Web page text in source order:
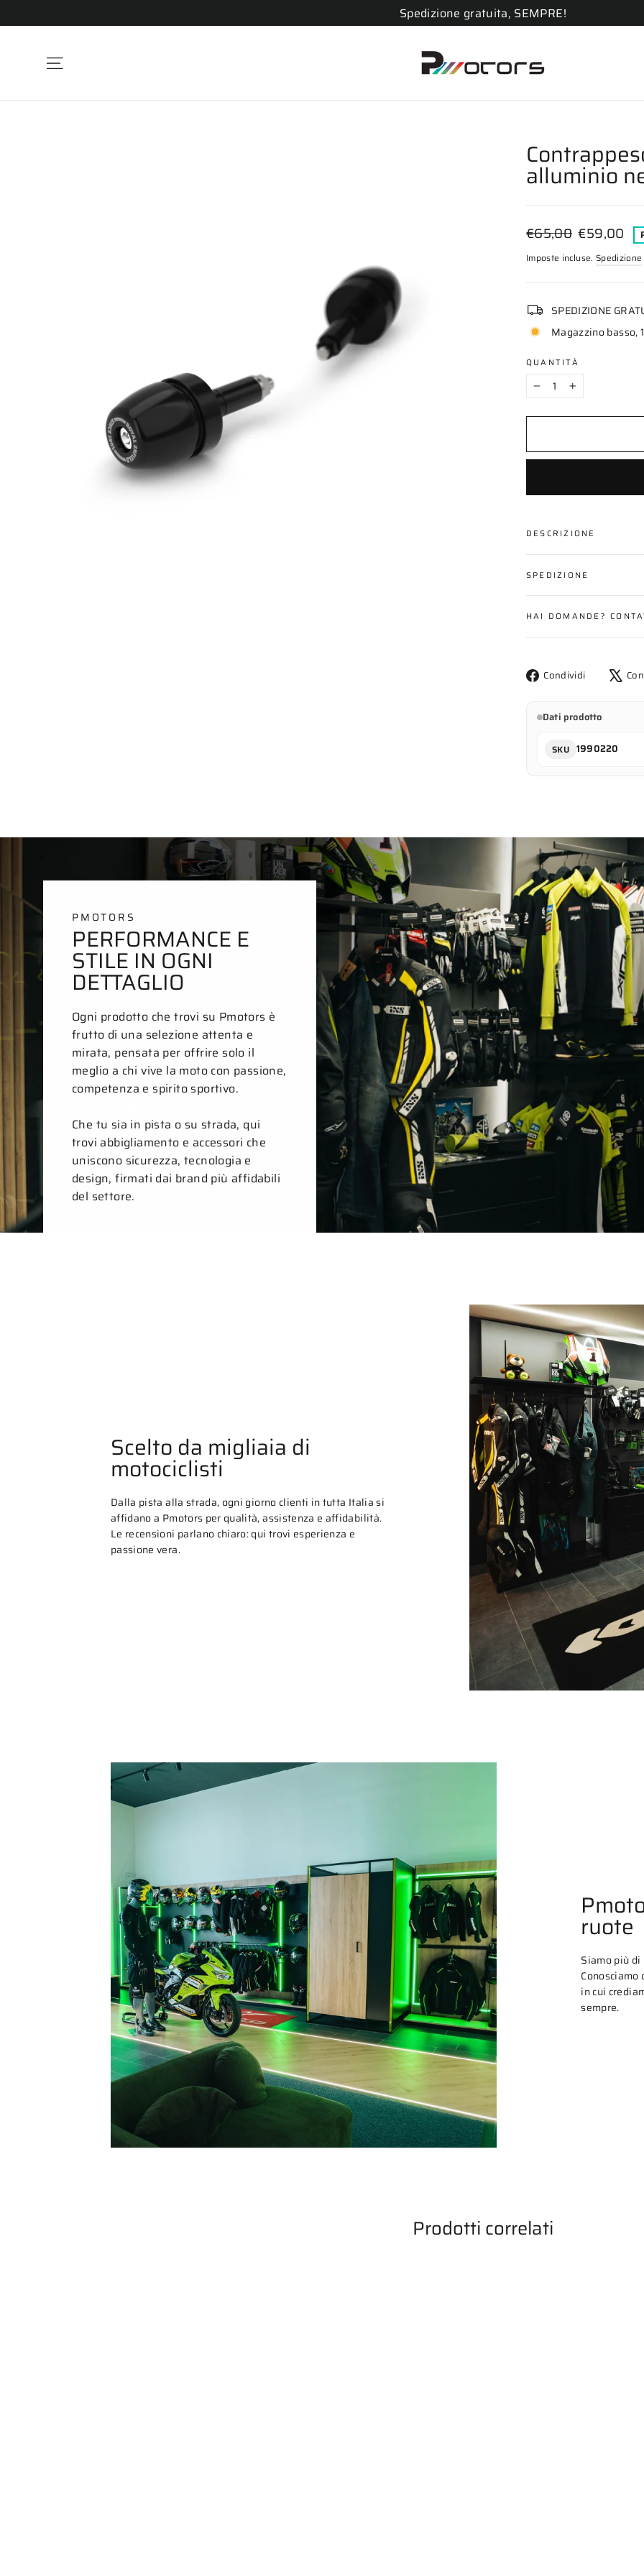
direttamente
Spedizione gratuita, SEMPRE!
alluminio
Prezzo
listino
€65,00 Prezzo
€59,00
Imposte incluse. Spedizione
SPEDIZIONE
Magazzino basso,
QUANTITÀ
− +
DESCRIZIONE
SPEDIZIONE
HAI DOMANDE?
Condividi
Condividi
Facebook
Dati prodotto
SKU 1990220
PMOTORS
PERFORMANCE E
STILE IN OGNI
DETTAGLIO
Ogni prodotto che trovi su Pmotors è
frutto di una selezione attenta e
mirata, pensata per offrire solo il
meglio a chi vive la moto con passione,
competenza e spirito sportivo.
Che tu sia in pista o su strada, qui
trovi abbigliamento e accessori che
uniscono sicurezza, tecnologia e
design, firmati dai brand più affidabili
del settore.
Scelto da migliaia di
motociclisti
Dalla pista alla strada, ogni giorno clienti in tutta Italia si
affidano a Pmotors per qualità, assistenza e affidabilità.
Le recensioni parlano chiaro: qui trovi esperienza e
passione vera.
ruote
Siamo più
in cui
sempre.
Prodotti correlati